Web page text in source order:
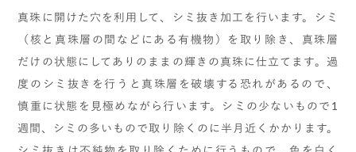
真珠に開けた穴を利用して、シミ抜き加工を行います。シミ
（核と真珠層の間などにある有機物）を取り除き、真珠層
だけの状態にしてありのままの輝きの真珠に仕立てます。過
度のシミ抜きを行うと真珠層を破壊する恐れがあるので、
慎重に状態を見極めながら行います。シミの少ないもので1
週間、シミの多いもので取り除くのに半月近くかかります。